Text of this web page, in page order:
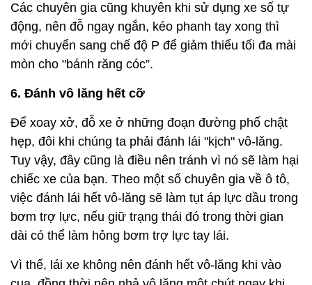
Các chuyên gia cũng khuyên khi sử dụng xe số tự
động, nên đỗ ngay ngắn, kéo phanh tay xong thì
mới chuyển sang chế độ P để giảm thiểu tối đa mài
mòn cho "bánh răng cóc”.
6. Đánh vô lăng hết cỡ
Để xoay xở, đỗ xe ở những đoạn đường phố chật
hẹp, đôi khi chúng ta phải đánh lái "kịch" vô-lăng.
Tuy vậy, đây cũng là điều nên tránh vì nó sẽ làm hại
chiếc xe của bạn. Theo một số chuyên gia về ô tô,
việc đánh lái hết vô-lăng sẽ làm tụt áp lực dầu trong
bơm trợ lực, nếu giữ trạng thái đó trong thời gian
dài có thể làm hỏng bơm trợ lực tay lái.
Vì thế, lái xe không nên đánh hết vô-lăng khi vào